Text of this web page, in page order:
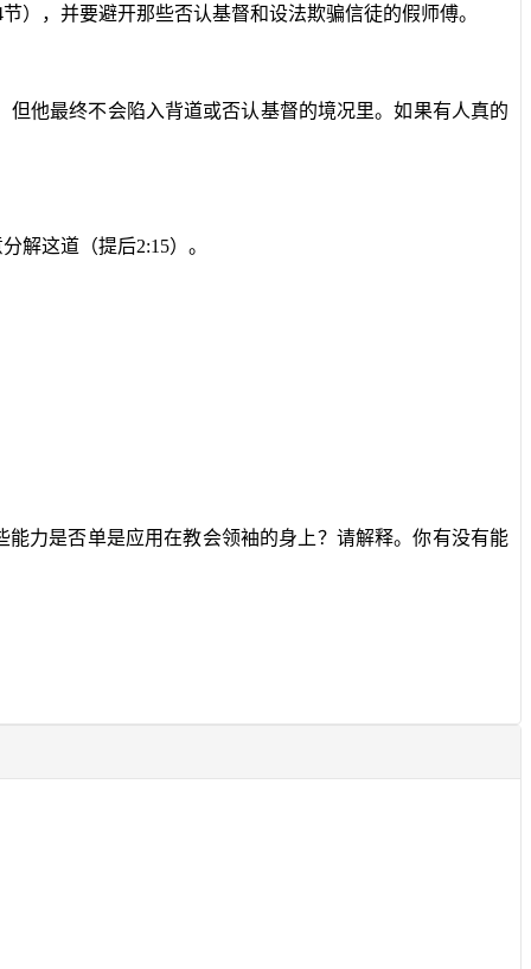
），并要避开那些否认基督和设法欺骗信徒的假师傅。
他最终不会陷入背道或否认基督的境况里。如果有人真的
解这道（提后2:15）。
力是否单是应用在教会领袖的身上？请解释。你有没有能